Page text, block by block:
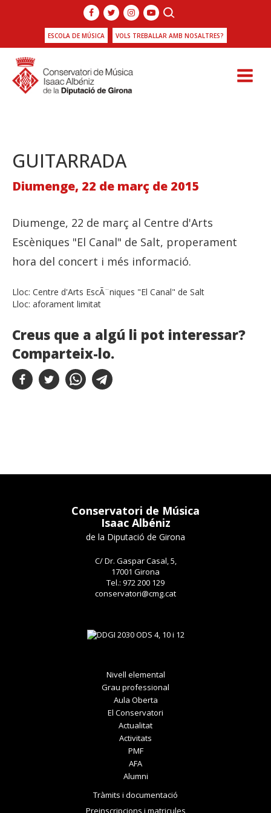
ESCOLA DE MÚSICA VOLS TREBALLAR AMB NOSALTRES?
GUITARRADA
Diumenge, 22 de març de 2015
Diumenge, 22 de març al Centre d'Arts
Escèniques "El Canal" de Salt, properament
hora del concert i més informació.
Lloc: Centre d'Arts EscÃ¨niques "El Canal" de Salt
Lloc: aforament limitat
Creus que a algú li pot interessar?
Comparteix-lo.
Conservatori de Música
Isaac Albéniz
de la Diputació de Girona
C/ Dr. Gaspar Casal, 5,
17001 Girona
Tel.: 972 200 129
conservatori@cmg.cat
Nivell elemental
Grau professional
Aula Oberta
El Conservatori
Actualitat
Activitats
PMF
AFA
Alumni
Tràmits i documentació
Preinscripcions i matricules